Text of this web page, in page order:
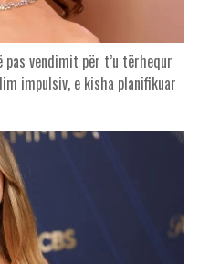
vendimit për t’u tërhequr
impulsiv, e kisha planifikuar